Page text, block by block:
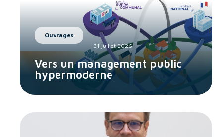
Ouvrages
31 juillet 2026
Vers un management public
hypermoderne